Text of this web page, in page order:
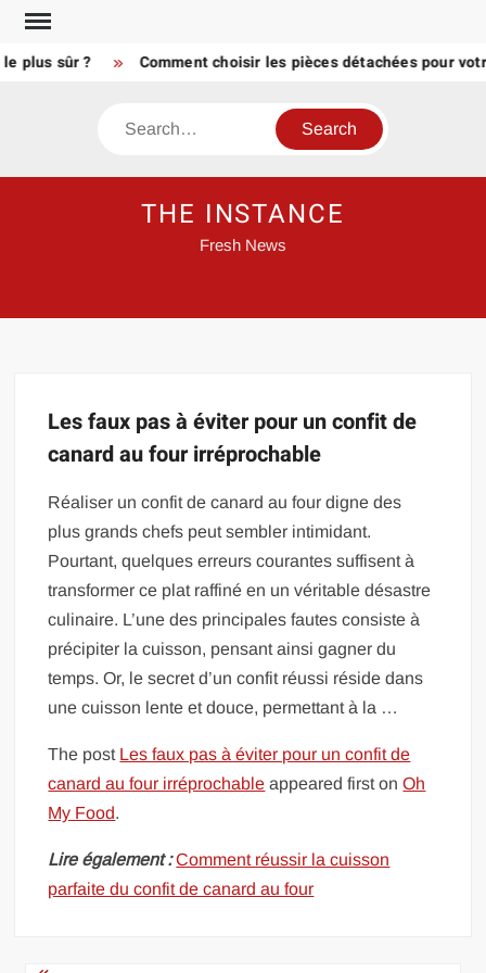
Skip
content
plus sûr ? Comment choisir les pièces détachées pour
Search
THE INSTANCE
Fresh News
Les faux pas à éviter pour un confit de
canard au four irréprochable
Réaliser un confit de canard au four digne des
plus grands chefs peut sembler intimidant.
Pourtant, quelques erreurs courantes suffisent à
transformer ce plat raffiné en un véritable désastre
culinaire. L’une des principales fautes consiste à
précipiter la cuisson, pensant ainsi gagner du
temps. Or, le secret d’un confit réussi réside dans
une cuisson lente et douce, permettant à la …
The post Les faux pas à éviter pour un confit de
canard au four irréprochable appeared first onOh
My Food.
Lire également : Comment réussir la cuisson
parfaite du confit de canard au four